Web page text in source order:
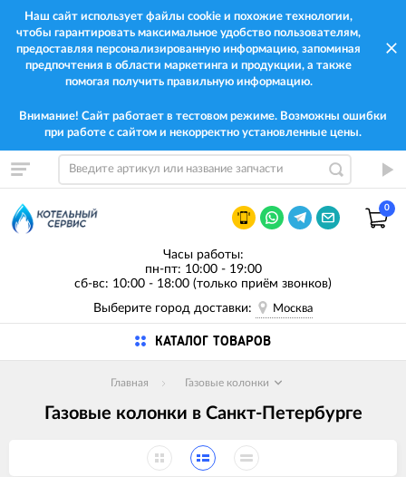
Наш сайт использует файлы cookie и похожие технологии,
чтобы гарантировать максимальное удобство пользователям,
предоставляя персонализированную информацию, запоминая
предпочтения в области маркетинга и продукции, а также
помогая получить правильную информацию.
Внимание! Сайт работает в тестовом режиме. Возможны ошибки
при работе с сайтом и некорректно установленные цены.
0
Часы работы:
пн-пт: 10:00 - 19:00
сб-вс: 10:00 - 18:00 (только приём звонков)
Выберите город доставки:
Москва
КАТАЛОГ ТОВАРОВ
Главная Газовые колонки
Газовые колонки в Санкт-Петербурге